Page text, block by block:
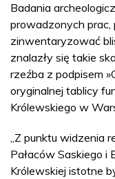
Badania
prowadzonych prac,
zinwentaryzować
znalazły się takie
rzeźba z podpisem
oryginalnej tablicy
Królewskiego w
„Z punktu widzenia
Pałaców Saskiego i
Królewskiej istotne